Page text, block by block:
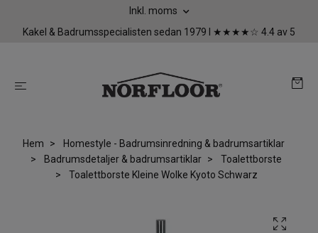
Inkl. moms
Kakel & Badrumsspecialisten sedan 1979 I ★★★★☆ 4.4 av 5
Hem
Homestyle - Badrumsinredning & badrumsartiklar
Badrumsdetaljer & badrumsartiklar
Toalettborste
Toalettborste Kleine Wolke Kyoto Schwarz